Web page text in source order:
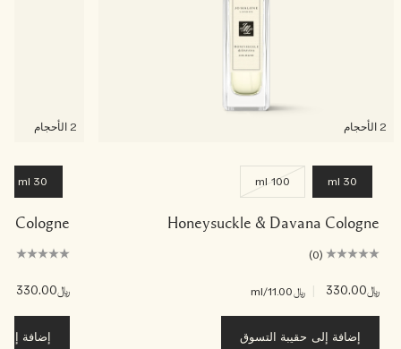
30 ml
100 ml
Honeysuckle & Davana Cologne
(0)
﷼330.00 ﷼11.00 /ml
إضافة إلى حقيبة التسوق
30 ml
Cologne
(0)
﷼330.00
إضافة إلى